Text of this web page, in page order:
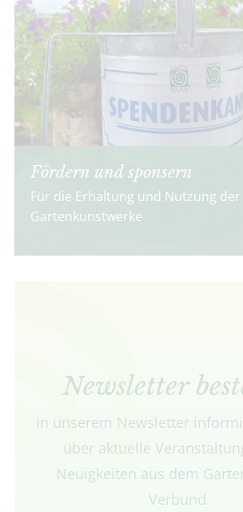
Fördern und sponsern
Für die Erhaltung und Nutzung der
Gartenkunstwerke
Newsletter
In unserem Newsletter
über aktuelle
Neuigkeiten aus dem
Verbund.